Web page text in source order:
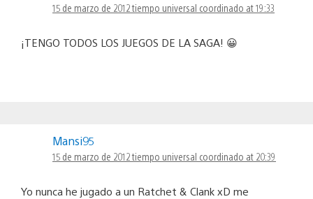
15 de marzo de 2012 tiempo universal coordinado at 19:33
¡TENGO TODOS LOS JUEGOS DE LA SAGA! 😀
Mansi95
15 de marzo de 2012 tiempo universal coordinado at 20:39
Yo nunca he jugado a un Ratchet & Clank xD me